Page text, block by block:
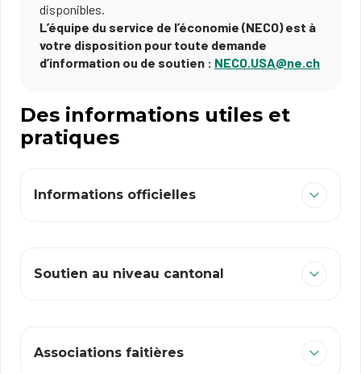
disponibles.
L’équipe du service de l’économie (NECO) est à
votre disposition pour toute demande
d’information ou de soutien : NECO.USA@ne.ch
Des informations utiles et
pratiques
Informations officielles
Soutien au niveau cantonal
Associations faitières